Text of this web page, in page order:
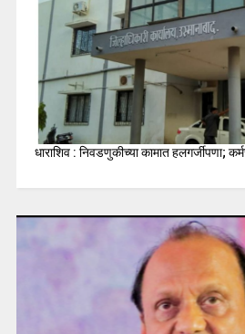
धाराशिव : निवडणुकीच्या कामात हलगर्जीपणा;